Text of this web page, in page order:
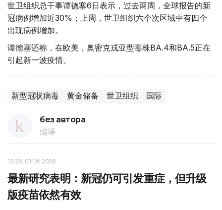
世卫组织总干事谭德塞6日表示，过去两周，全球报告的新
冠病例增加近30%；上周，世卫组织六个次区域中有四个
出现病例增加。
谭德塞还称，在欧美，奥密克戎亚型毒株BA.4和BA.5正在
引起新一波疫情。
新型冠状病毒 黄金储备 世卫组织 国际
без автора
编译
13:28, 01 1月 2026
最新研究表明：新冠仍可引发重症，但升级
版疫苗依然有效